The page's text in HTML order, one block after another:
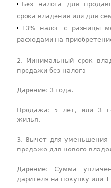
Без налога для
срока владения или для
13% налог с разницы
расходами на
2. Минимальный срок
продажи без налога
Дарение: 3 года.
Продажа: 5 лет, или 3
жилья.
3. Вычет для
продаже для нового
Дарение: Сумма
дарителя на покупку или 1